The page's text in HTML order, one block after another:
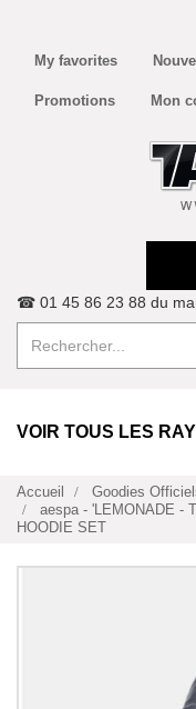
My favorites
Promotions Mon
☎ 01 45 86 23 88 du
VOIR TOUS LES
Accueil Goodies
aespa - 'LEMONADE -
HOODIE SET